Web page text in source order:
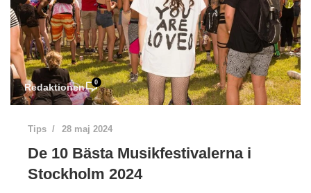
Redaktionen 0
Tips 28 maj 2024
De 10 Bästa Musikfestivalerna i
Stockholm 2024